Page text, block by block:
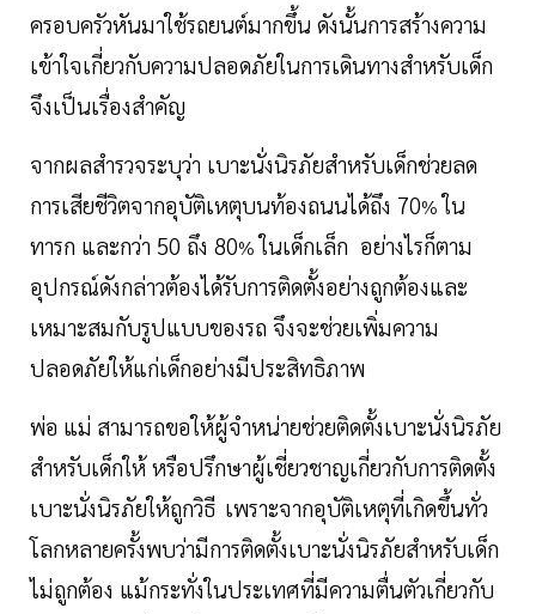
ครอบครัวหันมาใช้รถยนต์มากขึ้น ดังนั้นการสร้างความ
เข้าใจเกี่ยวกับความปลอดภัยในการเดินทางสำหรับเด็ก
จึงเป็นเรื่องสำคัญ
จากผลสำรวจระบุว่า เบาะนั่งนิรภัยสำหรับเด็กช่วยลด
การเสียชีวิตจากอุบัติเหตุบนท้องถนนได้ถึง 70% ใน
ทารก และกว่า 50 ถึง 80% ในเด็กเล็ก อย่างไรก็ตาม
อุปกรณ์ดังกล่าวต้องได้รับการติดตั้งอย่างถูกต้องและ
เหมาะสมกับรูปแบบของรถ จึงจะช่วยเพิ่มความ
ปลอดภัยให้แก่เด็กอย่างมีประสิทธิภาพ
พ่อ แม่ สามารถขอให้ผู้จำหน่ายช่วยติดตั้งเบาะนั่งนิรภัย
สำหรับเด็กให้ หรือปรึกษาผู้เชี่ยวชาญเกี่ยวกับการติดตั้ง
เบาะนั่งนิรภัยให้ถูกวิธี เพราะจากอุบัติเหตุที่เกิดขึ้นทั่ว
โลกหลายครั้งพบว่ามีการติดตั้งเบาะนั่งนิรภัยสำหรับเด็ก
ไม่ถูกต้อง แม้กระทั่งในประเทศที่มีความตื่นตัวเกี่ยวกับ